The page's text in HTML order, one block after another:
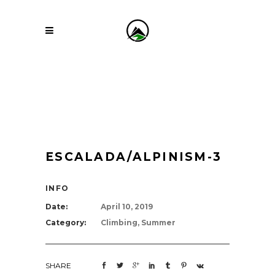
ESCALADA/ALPINISM-3
INFO
Date:
April 10, 2019
Category:
Climbing, Summer
SHARE